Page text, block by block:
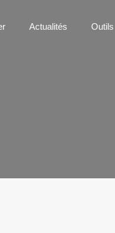
Métier Actualités
Actualités Outils